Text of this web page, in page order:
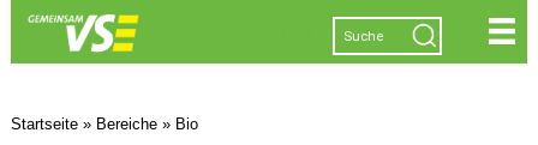
Startseite» Bereiche» Bio